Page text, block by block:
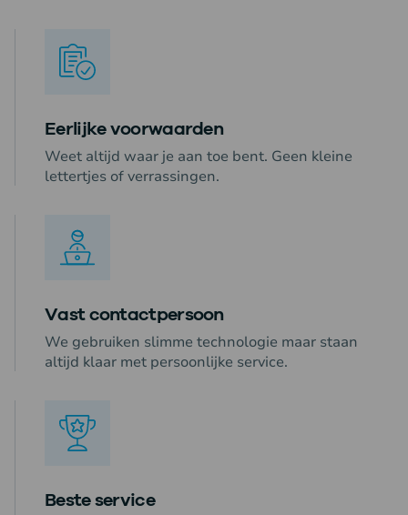
Eerlijke voorwaarden
Weet altijd waar je aan toe bent. Geen kleine
lettertjes of verrassingen.
Vast contactpersoon
We gebruiken slimme technologie maar staan
altijd klaar met persoonlijke service.
Beste service